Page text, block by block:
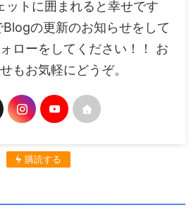
ットに囲まれると幸せです
の更新のお知らせをして
ローをしてください！！ お
もお気軽にどうぞ。
購読する